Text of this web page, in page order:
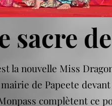
sacre
la nouvelle Miss
de Papeete
complètent ce